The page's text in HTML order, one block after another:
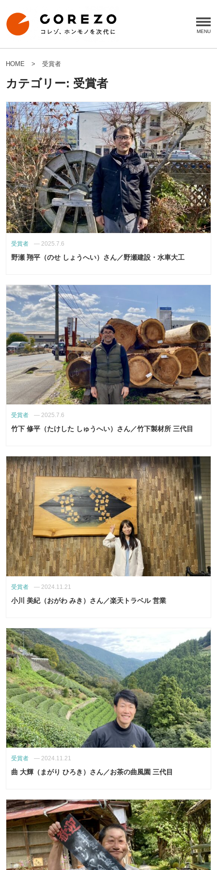
HOME 受賞者
カテゴリー: 受賞者
受賞者 — 2025.7.6
野瀬 翔平（のせ しょうへい）さん／野瀬建設・水車大工
受賞者 — 2025.7.6
竹下 修平（たけした しゅうへい）さん／竹下製材所 三代目
受賞者 — 2024.11.21
小川 美紀（おがわ みき）さん／楽天トラベル 営業
受賞者 — 2024.11.21
曲 大輝（まがり ひろき）さん／お茶の曲風園 三代目